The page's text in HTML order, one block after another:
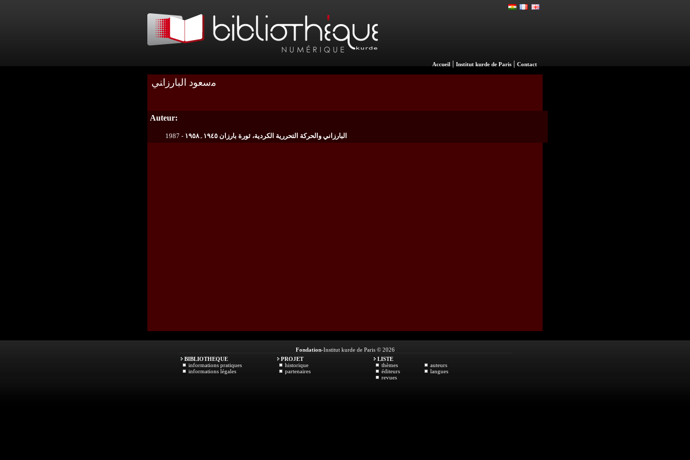
Accueil | Institut kurde de Paris | Contact
ﻣسعوﺩ ﺍﻟﺒﺎﺭﺯﺍﻨﻲ
Auteur:
1987 - البارزاني والحركة التحررية الكردية، ثورة بارزان ١٩٤٥۔١٩٥٨
Fondation-Institut kurde de Paris © 2026
BIBLIOTHEQUE
informations pratiques
informations légales
PROJET
historique
partenaires
LISTE
thèmes
auteurs
éditeurs
langues
revues